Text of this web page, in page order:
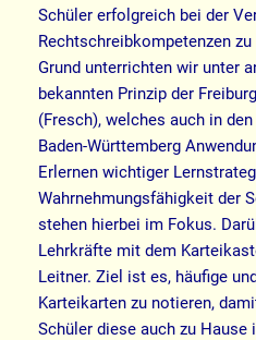
Schüler erfolgreich bei der
Rechtschreibkompetenzen
Grund unterrichten wir unter
bekannten Prinzip der
(Fresch), welches auch in
Baden-Württemberg
Erlernen wichtiger
Wahrnehmungsfähigkeit der
stehen hierbei im Fokus.
Lehrkräfte mit dem
Leitner. Ziel ist es, häufige
Karteikarten zu notieren,
Schüler diese auch zu Hause